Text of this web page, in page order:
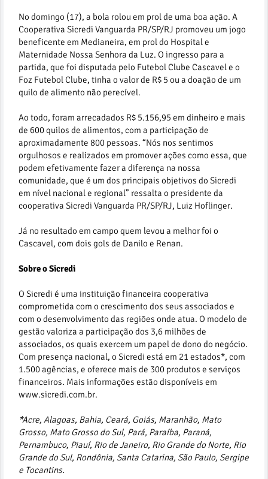
No domingo (17), a bola rolou em prol de uma boa ação. A
Cooperativa Sicredi Vanguarda PR/SP/RJ promoveu um jogo
beneficente em Medianeira, em prol do Hospital e
Maternidade Nossa Senhora da Luz. O ingresso para a
partida, que foi disputada pelo Futebol Clube Cascavel e o
Foz Futebol Clube, tinha o valor de R$ 5 ou a doação de um
quilo de alimento não perecível.
Ao todo, foram arrecadados R$ 5.156,95 em dinheiro e mais
de 600 quilos de alimentos, com a participação de
aproximadamente 800 pessoas. “Nós nos sentimos
orgulhosos e realizados em promover ações como essa, que
podem efetivamente fazer a diferença na nossa
comunidade, que é um dos principais objetivos do Sicredi
em nível nacional e regional” ressalta o presidente da
cooperativa Sicredi Vanguarda PR/SP/RJ, Luiz Hoflinger.
Já no resultado em campo quem levou a melhor foi o
Cascavel, com dois gols de Danilo e Renan.
Sobre o Sicredi
O Sicredi é uma instituição financeira cooperativa
comprometida com o crescimento dos seus associados e
com o desenvolvimento das regiões onde atua. O modelo de
gestão valoriza a participação dos 3,6 milhões de
associados, os quais exercem um papel de dono do negócio.
Com presença nacional, o Sicredi está em 21 estados*, com
1.500 agências, e oferece mais de 300 produtos e serviços
financeiros. Mais informações estão disponíveis em
www.sicredi.com.br.
*Acre, Alagoas, Bahia, Ceará, Goiás, Maranhão, Mato
Grosso, Mato Grosso do Sul, Pará, Paraíba, Paraná,
Pernambuco, Piauí, Rio de Janeiro, Rio Grande do Norte, Rio
Grande do Sul, Rondônia, Santa Catarina, São Paulo, Sergipe
e Tocantins.